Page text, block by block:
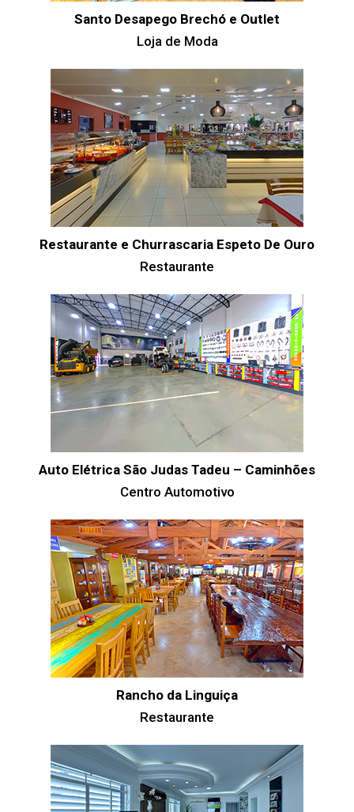
Santo Desapego Brechó e Outlet
Loja de Moda
Restaurante e Churrascaria Espeto De Ouro
Restaurante
Auto Elétrica São Judas Tadeu – Caminhões
Centro Automotivo
Rancho da Linguiça
Restaurante